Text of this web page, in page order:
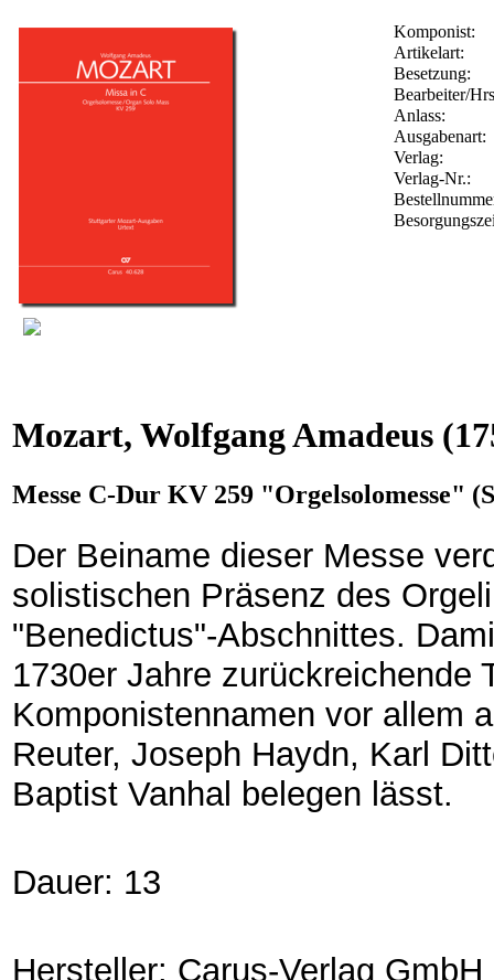
Komponist:
Artikelart:
Besetzung:
Bearbeiter/
Anlass:
Ausgabenart:
Verlag:
Verlag-Nr.:
Mozart, Wolfgang Amadeus
Messe C-Dur KV 259 "Orgelsolomesse"
Der Beiname dieser Messe
solistischen Präsenz des
"Benedictus"-Abschnittes.
1730er Jahre zurückreichende
Komponistennamen vor allem
Reuter, Joseph Haydn, Karl
Baptist Vanhal belegen lässt.
Dauer: 13
Hersteller: Carus-Verlag